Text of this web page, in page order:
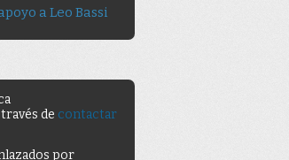
a Leo Bassi
de contactar
por